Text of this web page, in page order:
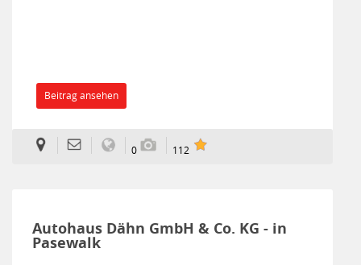
Beitrag ansehen
0 112
Autohaus Dähn GmbH & Co. KG - in
Pasewalk